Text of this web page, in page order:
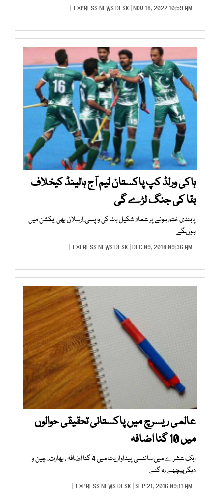
EXPRESS NEWS DESK | NOV 18, 2022 10:59 AM |
ہاکی ورلڈ کپ پاکستان ٹیم آج ہالینڈ کیخلاف
بقا کی جنگ لڑے گی
پابندی ختم ہونے پر عماد شکیل بٹ کی واپسی،ارسلان بھی ایکشن میں
ہوںگے
EXPRESS NEWS DESK | DEC 09, 2018 09:36 AM |
عالمی ریسرچ میں پاکستانی تحقیقی حوالوں
میں 10 گنا اضافہ
ایک عشرے میں سائنسی پیداواریت میں 4 گنا اضافہ ، بھارت، چین و
دیگر پیچھے رہ گئے
EXPRESS NEWS DESK | SEP 21, 2016 09:11 AM |